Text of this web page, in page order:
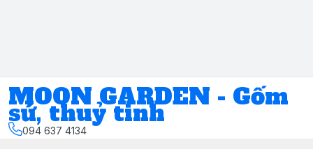
MOON GARDEN - Gốm
sứ, thuỷ tinh
094 637 4134